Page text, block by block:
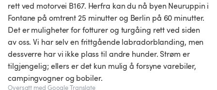
rett ved motorvei B167. Herfra kan du nå byen Neuruppin i
Fontane på omtrent 25 minutter og Berlin på 60 minutter.
Det er muligheter for fotturer og turgåing rett ved siden
av oss. Vi har selv en frittgående labradorblanding, men
dessverre har vi ikke plass til andre hunder. Strøm er
tilgjengelig; ellers er det kun mulig å forsyne varebiler,
Oversatt med Google Translate